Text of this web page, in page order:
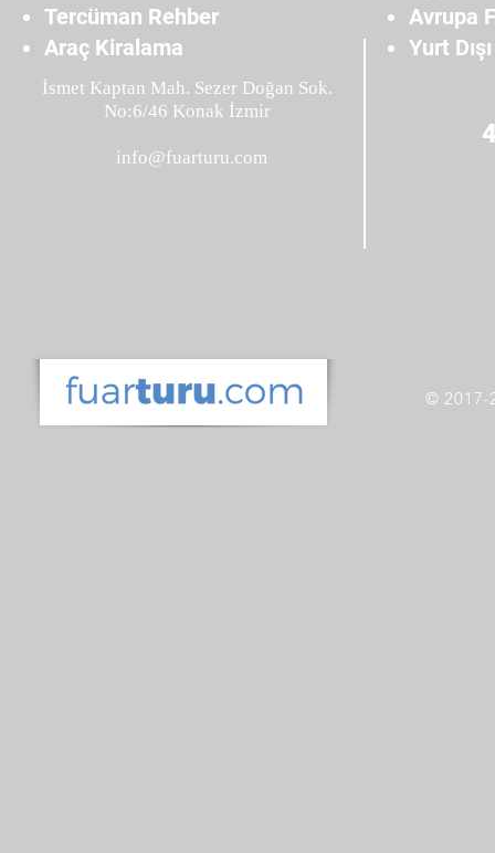
Tercüman Rehber
Araç Kiralama
Avrupa
Yurt
İsmet Kaptan Mah. Sezer Doğan Sok.
No:6/46 Konak İzmir
info@fuarturu.com
© 2017-